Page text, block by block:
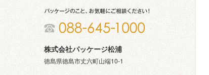
株式会社パッケージ松浦
徳島県徳島市丈六町山端10-1